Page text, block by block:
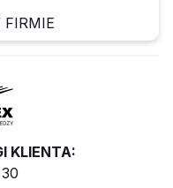
FIRMIE
KLIENTA: